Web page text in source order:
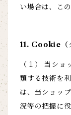
い場合は、こ
11. Cookie（
（１） 当シ
類する技術を
は、当ショッ
況等の把握に